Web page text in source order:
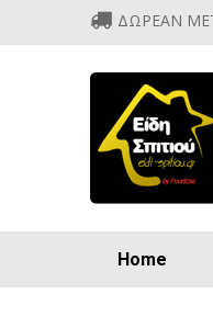
ΔΩΡΕΑΝ
Home